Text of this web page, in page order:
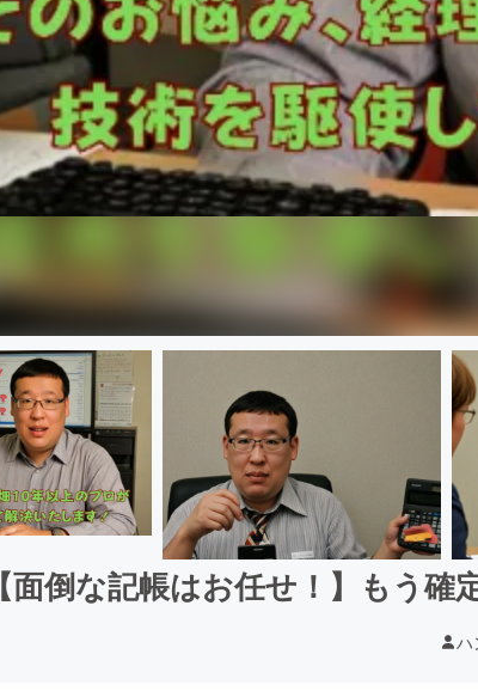
【面倒な記帳はお任せ！】もう
ハ